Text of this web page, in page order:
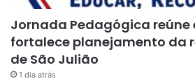
Jornada Pedagógica reúne
fortalece planejamento da
de São Julião
1 dia atrás